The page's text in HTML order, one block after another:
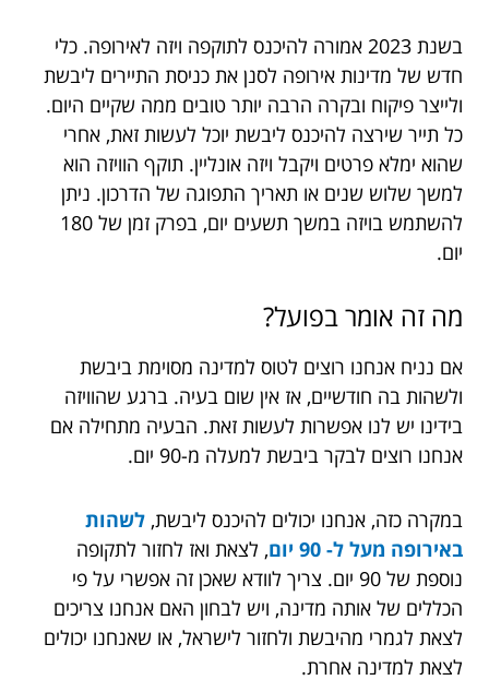
בשנת 2023 אמורה להיכנס לתוקפה ויזה לאירופה. כלי
חדש של מדינות אירופה לסנן את כניסת התיירים ליבשת
ולייצר פיקוח ובקרה הרבה יותר טובים ממה שקיים היום.
כל תייר שירצה להיכנס ליבשת יוכל לעשות זאת, אחרי
שהוא ימלא פרטים ויקבל ויזה אונליין. תוקף הוויזה הוא
למשך שלוש שנים או תאריך התפוגה של הדרכון. ניתן
להשתמש בויזה במשך תשעים יום, בפרק זמן של 180
יום.
מה זה אומר בפועל?
אם נניח אנחנו רוצים לטוס למדינה מסוימת ביבשת
ולשהות בה חודשיים, אז אין שום בעיה. ברגע שהוויזה
בידינו יש לנו אפשרות לעשות זאת. הבעיה מתחילה אם
אנחנו רוצים לבקר ביבשת למעלה מ-90 יום.
במקרה כזה, אנחנו יכולים להיכנס ליבשת, לשהות
באירופה מעל ל- 90 יום
, לצאת ואז לחזור לתקופה
נוספת של 90 יום. צריך לוודא שאכן זה אפשרי על פי
הכללים של אותה מדינה, ויש לבחון האם אנחנו צריכים
לצאת לגמרי מהיבשת ולחזור לישראל, או שאנחנו יכולים
לצאת למדינה אחרת.